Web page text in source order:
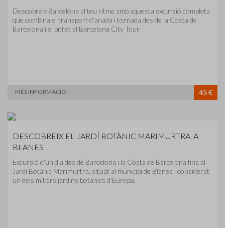
Descobreix Barcelona al teu ritme amb aquesta excursió completa
que combina el transport d’anada i tornada des de la Costa de
Barcelona i el bitllet al Barcelona City Tour.
MÉS INFORMACIÓ 45 €
DESCOBREIX EL JARDÍ BOTÀNIC MARIMURTRA, A
BLANES
Excursió d'un dia des de Barcelona i la Costa de Barcelona fins al
Jardí Botànic Marimurtra, situat al municipi de Blanes i considerat
un dels millors jardins botànics d'Europa.